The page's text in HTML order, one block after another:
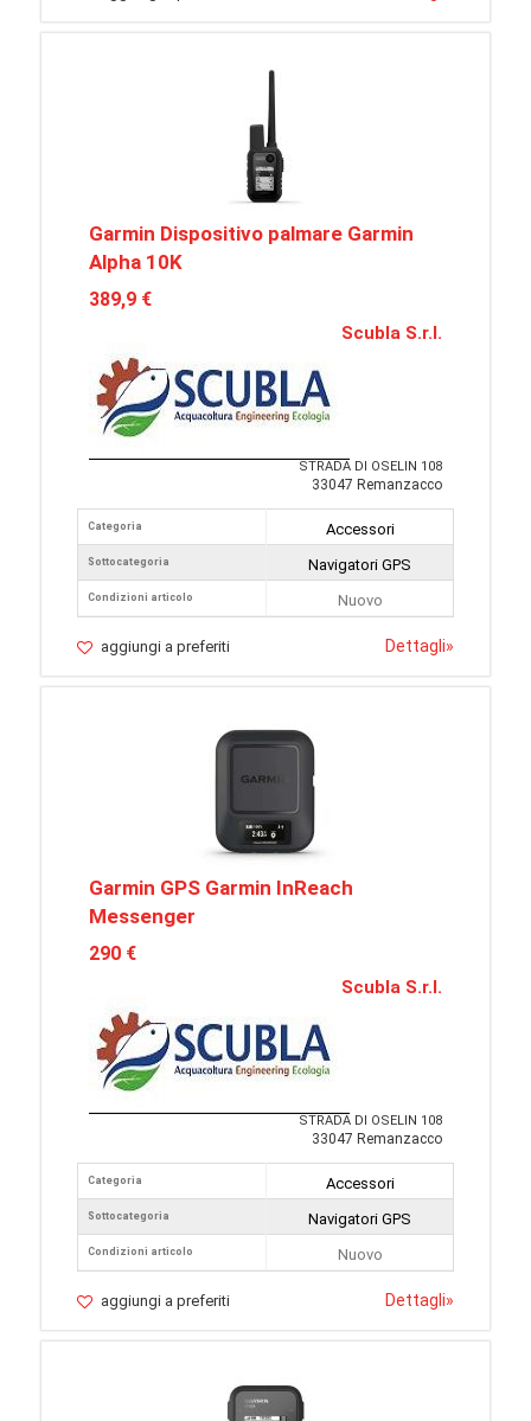
Garmin Dispositivo palmare Garmin
Alpha 10K
389,9 €
Scubla S.r.l.
STRADA DI OSELIN 108
33047 Remanzacco
Categoria
Sottocategoria
Condizioni articolo
Accessori
Navigatori GPS
Nuovo
aggiungi a preferiti Dettagli»
Garmin GPS Garmin InReach
Messenger
290 €
Scubla S.r.l.
STRADA DI OSELIN 108
33047 Remanzacco
Categoria
Sottocategoria
Condizioni articolo
Accessori
Navigatori GPS
Nuovo
aggiungi a preferiti Dettagli»